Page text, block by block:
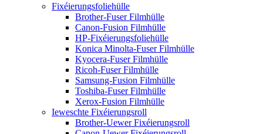
Fixéierungsfoliehülle
Brother-Fuser Filmhülle
Canon-Fusion Filmhülle
HP-Fixéierungsfoliehülle
Konica Minolta-Fuser Filmhülle
Kyocera-Fuser Filmhülle
Ricoh-Fuser Filmhülle
Samsung-Fusion Filmhülle
Toshiba-Fuser Filmhülle
Xerox-Fusion Filmhülle
Ieweschte Fixéierungsroll
Brother-Uewer Fixéierungsroll